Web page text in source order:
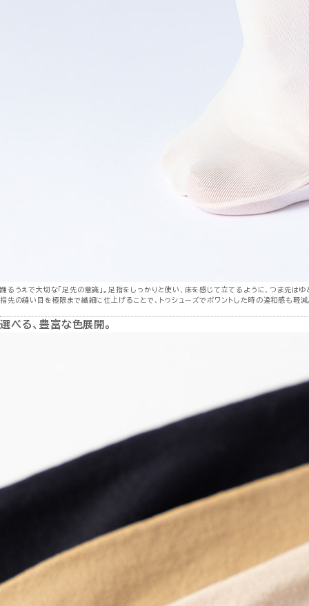
踊るうえで大切な「足先の意識」。足指をしっかりと使い、床を感じて立てるように、つま先は
指先の縫い目を極限まで繊細に仕上げることで、トゥシューズでポワントした時の違和感も軽
選べる、豊富な色展開。